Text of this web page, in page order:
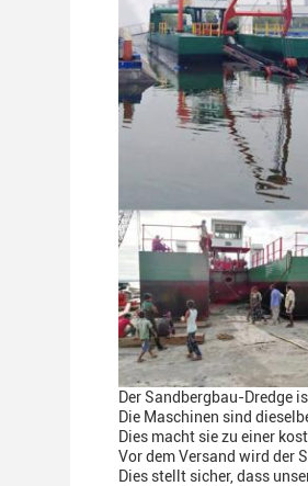
Der Sandbergbau-Dredge
Die Maschinen sind
Dies macht sie zu einer
Vor dem Versand wird der
Dies stellt sicher, dass